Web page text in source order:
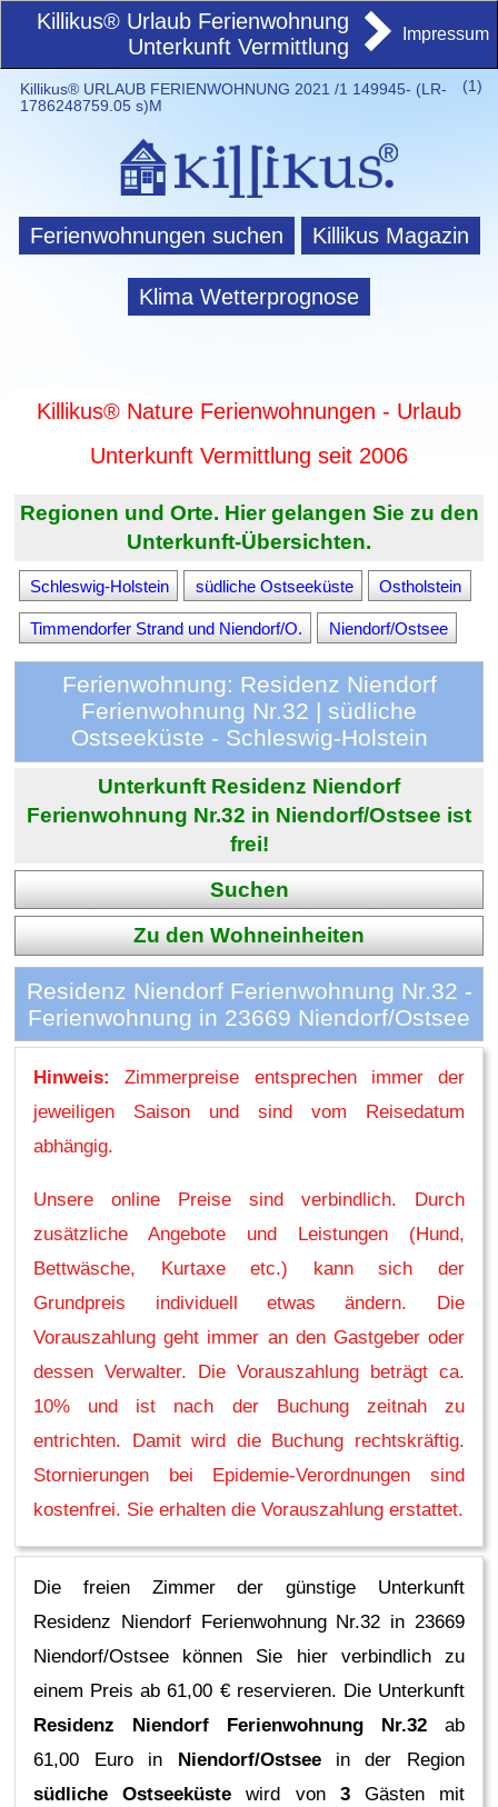
Killikus® Urlaub Ferienwohnung
Unterkunft Vermittlung
Impressum
(1)
Killikus® URLAUB FERIENWOHNUNG 2021 /1 149945- (LR-
1786248759.05 s)M
Ferienwohnungen suchen Killikus Magazin
Klima Wetterprognose
Killikus® Nature Ferienwohnungen - Urlaub
Unterkunft Vermittlung seit 2006
Regionen und Orte. Hier gelangen Sie zu den
Unterkunft-Übersichten.
Schleswig-Holstein südliche Ostseeküste Ostholstein
Timmendorfer Strand und Niendorf/O. Niendorf/Ostsee
Ferienwohnung: Residenz Niendorf
Ferienwohnung Nr.32 | südliche
Ostseeküste - Schleswig-Holstein
Unterkunft Residenz Niendorf
Ferienwohnung Nr.32 in Niendorf/Ostsee ist
frei!
Suchen
Zu den Wohneinheiten
Residenz Niendorf Ferienwohnung Nr.32 -
Ferienwohnung in 23669 Niendorf/Ostsee
Hinweis:
Zimmerpreise entsprechen immer der
jeweiligen Saison und sind vom Reisedatum
abhängig.
Unsere online Preise sind verbindlich. Durch
zusätzliche Angebote und Leistungen (Hund,
Bettwäsche, Kurtaxe etc.) kann sich der
Grundpreis individuell etwas ändern. Die
Vorauszahlung geht immer an den Gastgeber oder
dessen Verwalter. Die Vorauszahlung beträgt ca.
10% und ist nach der Buchung zeitnah zu
entrichten. Damit wird die Buchung rechtskräftig.
Stornierungen bei Epidemie-Verordnungen sind
kostenfrei. Sie erhalten die Vorauszahlung erstattet.
Die freien Zimmer der günstige Unterkunft
Residenz Niendorf Ferienwohnung Nr.32 in 23669
Niendorf/Ostsee können Sie hier verbindlich zu
einem Preis ab 61,00 € reservieren. Die Unterkunft
Residenz Niendorf Ferienwohnung Nr.32ab
61,00 Euro in Niendorf/Ostseein der Region
südliche Ostseeküste wird von 3Gästen mit